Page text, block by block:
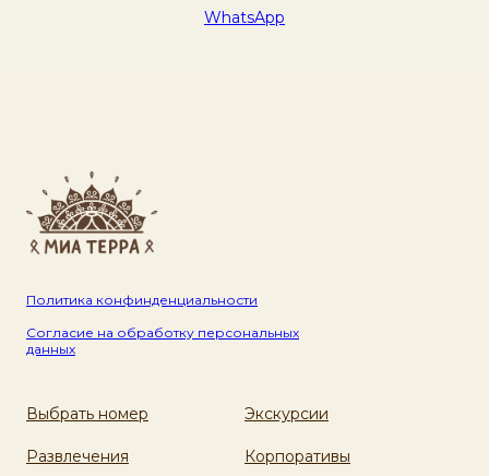
WhatsApp
Политика конфинденциальности
Согласие на обработку персональных
данных
Выбрать номер
Развлечения
Экскурсии
Корпоративы